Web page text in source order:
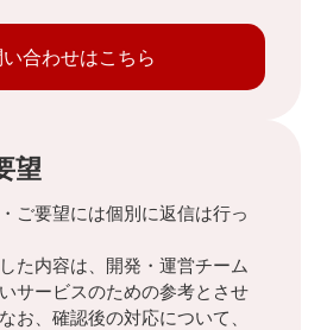
合わせはこちら
望
ご要望には個別に返信は行っ
た内容は、開発・運営チーム
サービスのための参考とさせ
お、確認後の対応について、